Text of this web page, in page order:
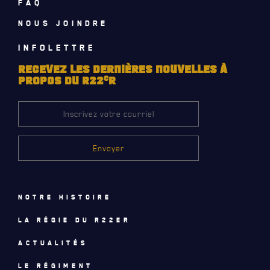
VOS QUESTIONS
NOMINATIONS ROYALES ET HONORIFIQUES
MUSIQUE DU ROYAL 22E RÉGIMENT
ALLIANCES, AFFILIATIONS ET LIENS D'AMITIÉ
CARRIÈRES
FAQ
NOUS JOINDRE
INFOLETTRE
RECEVEZ LES DERNIÈRES NOUVELLES À
PROPOS DU R22eR
Notre histoire
La régie du R22eR
Actualités
Le régiment